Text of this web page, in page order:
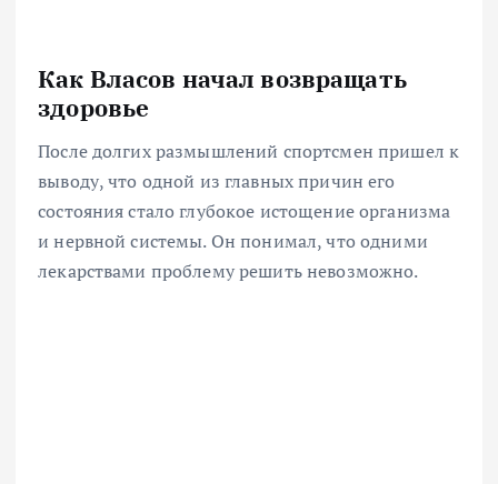
Как Власов начал возвращать
здоровье
После долгих размышлений спортсмен пришел к
выводу, что одной из главных причин его
состояния стало глубокое истощение организма
и нервной системы. Он понимал, что одними
лекарствами проблему решить невозможно.